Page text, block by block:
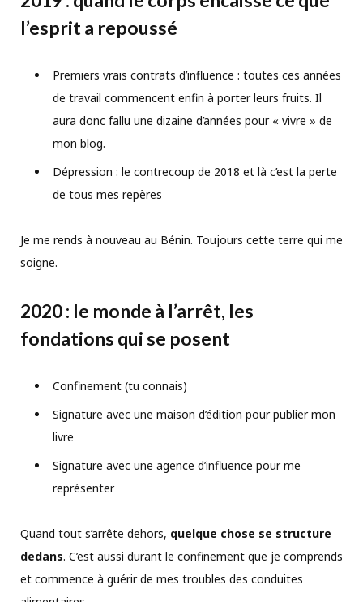
l’esprit a repoussé
Premiers vrais contrats d’influence : toutes ces années
de travail commencent enfin à porter leurs fruits. Il
aura donc fallu une dizaine d’années pour « vivre » de
mon blog.
Dépression : le contrecoup de 2018 et là c’est la perte
de tous mes repères
Je me rends à nouveau au Bénin. Toujours cette terre qui me
soigne.
2020 : le monde à l’arrêt, les
fondations qui se posent
Confinement (tu connais)
Signature avec une maison d’édition pour publier mon
livre
Signature avec une agence d’influence pour me
représenter
Quand tout s’arrête dehors, quelque chose se structure
dedans. C’est aussi durant le confinement que je comprends
et commence à guérir de mes troubles des conduites